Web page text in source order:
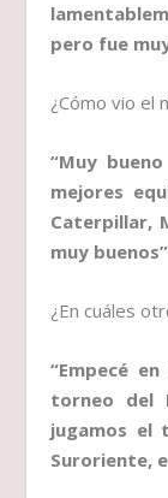
pero fue
¿Cómo vio el
“Muy
mejores
Caterpillar,
muy buenos”
¿En cuáles
“Empecé
torneo del
jugamos el
Suroriente,